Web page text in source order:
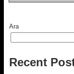
Ara
Recent